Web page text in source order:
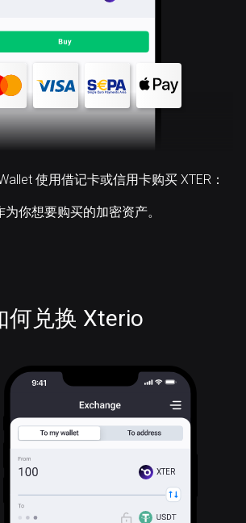
使用借记卡或信用卡购买 XTER：
为你想要购买的加密资产。
何兑换 Xterio
XTER